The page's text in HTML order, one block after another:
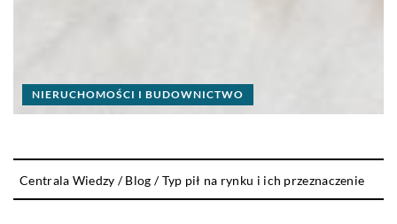
NIERUCHOMOŚCI I BUDOWNICTWO
Centrala Wiedzy /Blog /Typ pił na rynku i ich przeznaczenie